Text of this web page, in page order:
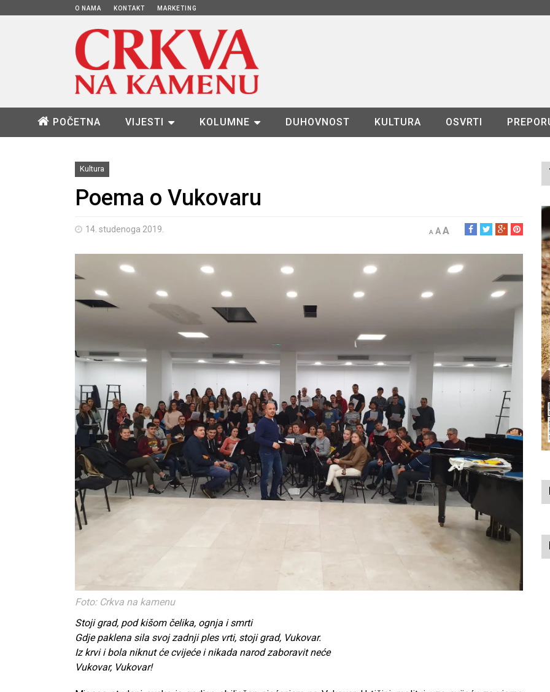
O NAMA KONTAKT MARKETING
POČETNA VIJESTI KOLUMNE DUHOVNOST KULTURA OSVRTI
Kultura
Poema o Vukovaru
14. studenoga 2019. A AA
Foto: Crkva na kamenu
Stoji grad, pod kišom čelika, ognja i smrti
Gdje paklena sila svoj zadnji ples vrti, stoji grad, Vukovar.
Iz krvi i bola niknut će cvijeće i nikada narod zaboravit neće
Vukovar, Vukovar!